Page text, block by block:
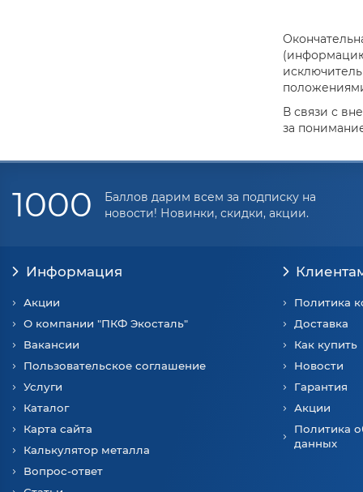
(информацию
В связи с
за
1000
Баллов дарим всем за подписку на
новости! Новинки, скидки, акции.
Информация
Акции
О компании "ПКФ Экосталь"
Вакансии
Пользовательское соглашение
Услуги
Каталог
Карта сайта
Калькулятор металла
Вопрос-ответ
Политика
Доставка
Как купить
Новости
Гарантия
Акции
Политика
данных